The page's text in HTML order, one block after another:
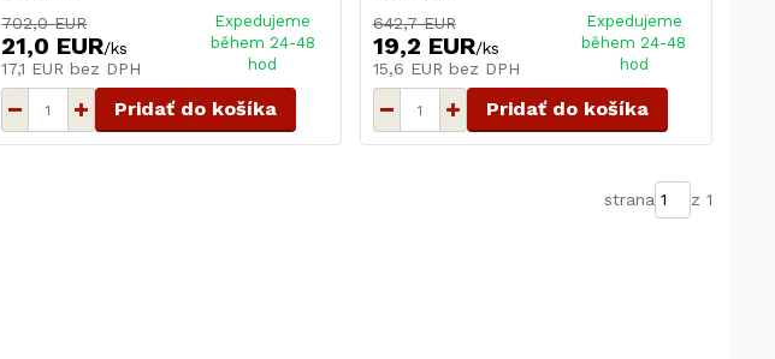
702,0 EUR
21,0 EUR/ks
17,1 EUR bez DPH
Expedujeme
během 24-48
hod
Pridať do košíka
642,7 EUR
19,2 EUR/ks
15,6 EUR bez DPH
Expedujeme
během 24-48
hod
Pridať do košíka
strana z 1